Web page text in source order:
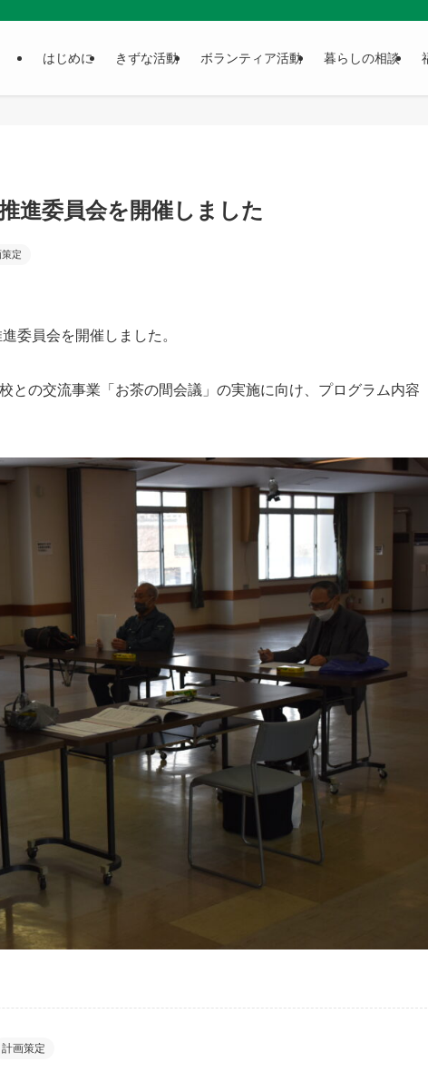
はじめに きずな活動 ボランティア活動 暮らしの相談
進委員会を開催しました
定
委員会を開催しました。
との交流事業「お茶の間会議」の実施に向け、プログラム内容
計画策定